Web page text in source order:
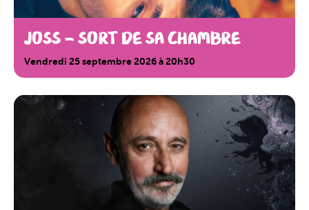
JOSS – Sort de sa chambre
Vendredi 25 septembre 2026 à 20h30